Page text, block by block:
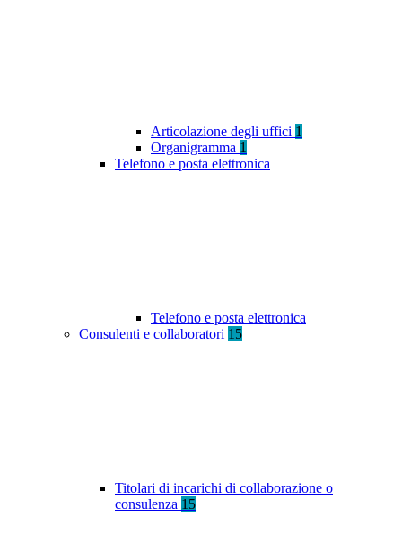
Articolazione degli uffici 1
Organigramma 1
Telefono e posta elettronica
Telefono e posta elettronica
Consulenti e collaboratori 15
Titolari di incarichi di collaborazione o
consulenza 15